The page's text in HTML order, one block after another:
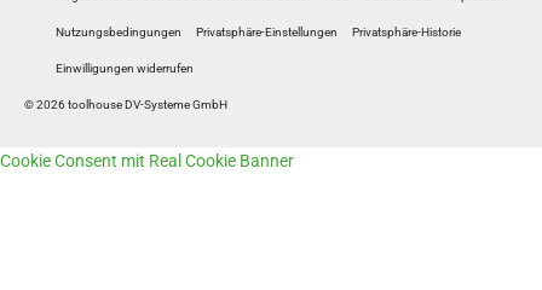
Nutzungsbedingungen Privatsphäre-Einstellungen Privatsphäre-Historie
Einwilligungen widerrufen
© 2026 toolhouse DV-Systeme GmbH
Cookie Consent mit Real Cookie Banner